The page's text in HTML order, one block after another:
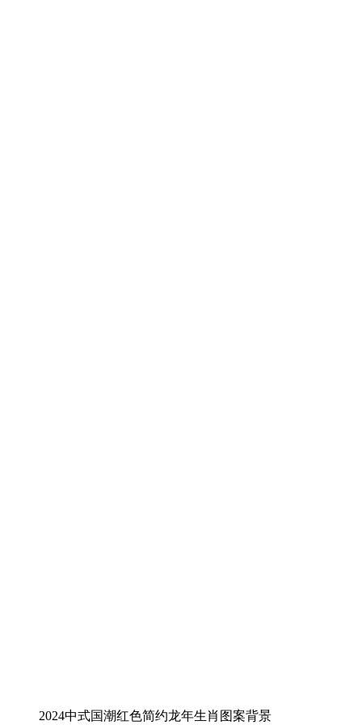
2024中式国潮红色简约龙年生肖图案背景